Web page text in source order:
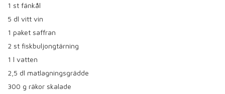
1 st fänkål
5 dl vitt vin
1 paket saffran
2 st fiskbuljongtärning
1 l vatten
2,5 dl matlagningsgrädde
300 g räkor skalade